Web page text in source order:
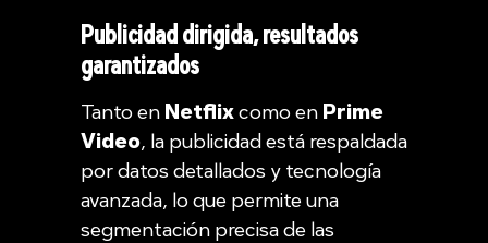
Publicidad dirigida, resultados
garantizados
Tanto en Netflixcomo en Prime
Video, la publicidad está respaldada
por datos detallados y tecnología
avanzada, lo que permite una
segmentación precisa de las